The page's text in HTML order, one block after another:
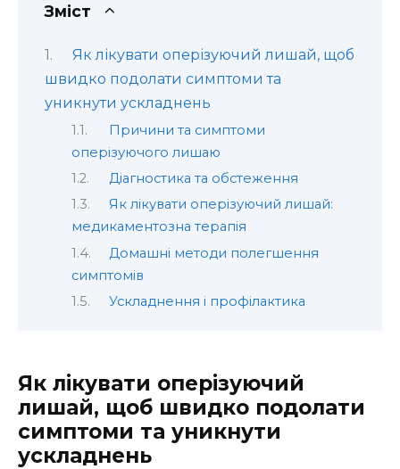
Зміст
Як лікувати оперізуючий лишай, щоб
швидко подолати симптоми та
уникнути ускладнень
Причини та симптоми
оперізуючого лишаю
Діагностика та обстеження
Як лікувати оперізуючий лишай:
медикаментозна терапія
Домашні методи полегшення
симптомів
Ускладнення і профілактика
Як лікувати оперізуючий
лишай, щоб швидко подолати
симптоми та уникнути
ускладнень